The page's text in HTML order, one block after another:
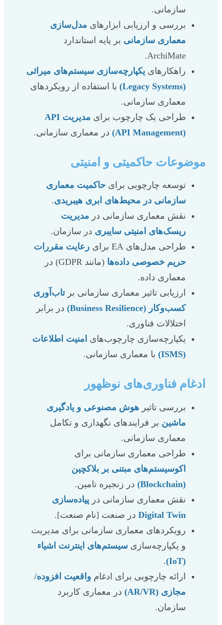
سازمانی.
بررسی و ارزیابی ابزارهای مدل‌سازی
معماری سازمانی بر پایه استاندارد
ArchiMate.
راهکارهای یکپارچه‌سازی سیستم‌های میراثی
(Legacy Systems)
با استفاده از رویکردهای
معماری سازمانی.
طراحی یک چارچوب برای
مدیریت API
(API Management) در معماری سازمانی.
موضوعات حاکمیتی و امنیتی
توسعه چارچوبی برای حاکمیت معماری
سازمانی در محیط‌های ابری هیبریدی.
نقش معماری سازمانی در مدیریت
ریسک‌های امنیتی سایبری در سازمان.
طراحی مدل‌های EA برای
رعایت مقررات
حریم خصوصی داده‌ها
(مانند GDPR) در
معماری داده.
ارزیابی تاثیر معماری سازمانی بر تاب‌آوری
کسب‌وکار (Business Resilience)
در برابر
اختلالات فناوری.
یکپارچه‌سازی چارچوب‌های امنیت اطلاعات
(ISMS)
با معماری سازمانی.
ادغام فناوری‌های نوظهور
بررسی تاثیر هوش مصنوعی و یادگیری
ماشین بر فرایندهای نگهداری و تکامل
معماری سازمانی.
طراحی معماری سازمانی برای
اکوسیستم‌های مبتنی بر بلاکچین
(Blockchain)
در زنجیره تامین.
نقش معماری سازمانی در پیاده‌سازی
Digital Twin در صنعت [نام صنعت].
رویکردهای معماری سازمانی برای مدیریت
و یکپارچه‌سازی سیستم‌های اینترنت اشیاء
(IoT)
.
ارائه چارچوبی برای ادغام واقعیت افزوده/
مجازی (AR/VR)
در معماری کاربرد
سازمان.